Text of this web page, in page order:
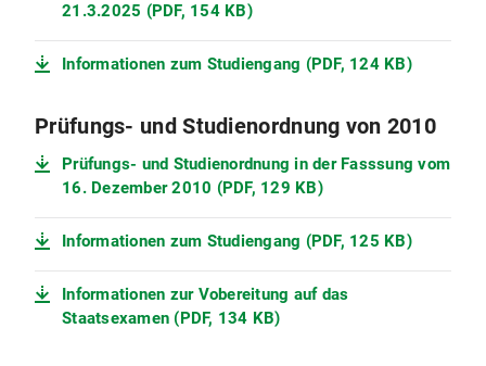
21.3.2025 (PDF, 154 KB)
Informationen zum Studiengang (PDF, 124 KB)
Prüfungs- und Studienordnung von 2010
Prüfungs- und Studienordnung in der Fasssung vom
16. Dezember 2010 (PDF, 129 KB)
Informationen zum Studiengang (PDF, 125 KB)
Informationen zur Vobereitung auf das
Staatsexamen (PDF, 134 KB)